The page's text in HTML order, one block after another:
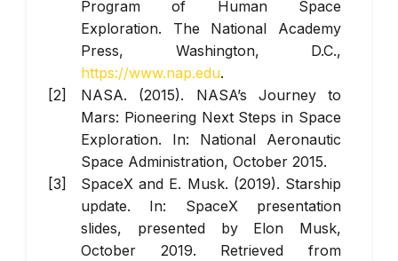
Program of Human Space
Exploration. The National Academy
Press, Washington, D.C.,
https://www.nap.edu.
NASA. (2015). NASA’s Journey to
Mars: Pioneering Next Steps in Space
Exploration. In: National Aeronautic
Space Administration, October 2015.
SpaceX and E. Musk. (2019). Starship
update. In: SpaceX presentation
slides, presented by Elon Musk,
October 2019. Retrieved from